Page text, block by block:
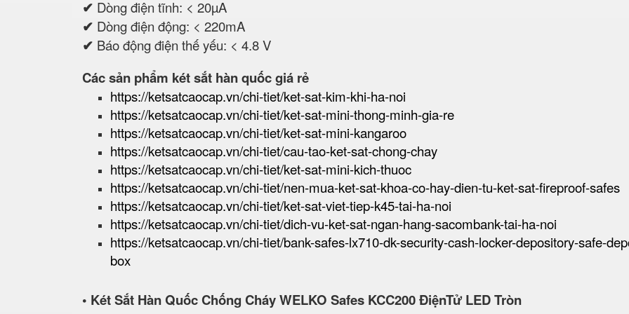
✔ Dòng điện tĩnh: < 20µA
✔ Dòng điện động: < 220mA
✔ Báo động điện thế yếu: < 4.8 V
Các sản phẩm két sắt hàn quốc giá rẻ
https://ketsatcaocap.vn/chi-tiet/ket-sat-kim-khi-ha-noi
https://ketsatcaocap.vn/chi-tiet/ket-sat-mini-thong-minh-gia-re
https://ketsatcaocap.vn/chi-tiet/ket-sat-mini-kangaroo
https://ketsatcaocap.vn/chi-tiet/cau-tao-ket-sat-chong-chay
https://ketsatcaocap.vn/chi-tiet/ket-sat-mini-kich-thuoc
https://ketsatcaocap.vn/chi-tiet/nen-mua-ket-sat-khoa-co-hay-dien-tu-ket-sat-fireproof-safes
https://ketsatcaocap.vn/chi-tiet/ket-sat-viet-tiep-k45-tai-ha-noi
https://ketsatcaocap.vn/chi-tiet/dich-vu-ket-sat-ngan-hang-sacombank-tai-ha-noi
https://ketsatcaocap.vn/chi-tiet/bank-safes-lx710-dk-security-cash-locker-depository-safe-
box
• Két Sắt Hàn Quốc Chống Cháy WELKO Safes KCC200 ĐiệnTử LED Tròn